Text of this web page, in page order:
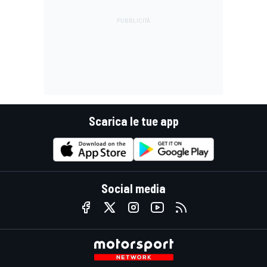
Scarica le tue app
Social media